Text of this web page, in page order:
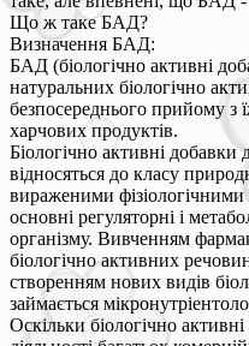
Що ж таке БАД?
Визначення БАД:
БАД (біологічно активні
натуральних біологічно
безпосереднього прийому з
харчових продуктів.
Біологічно активні добавки
відносяться до класу
вираженими
основні регуляторні і
організму. Вивченням
біологічно активних
створенням нових видів
займається
Оскільки біологічно